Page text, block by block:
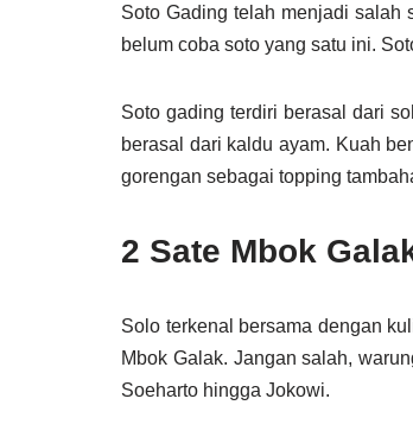
Soto Gading telah menjadi salah
belum coba soto yang satu ini.
Soto gading terdiri berasal dari
berasal dari kaldu ayam. Kuah
gorengan sebagai topping
2 Sate Mbok
Solo terkenal bersama dengan
Mbok Galak. Jangan salah,
Soeharto hingga Jokowi.